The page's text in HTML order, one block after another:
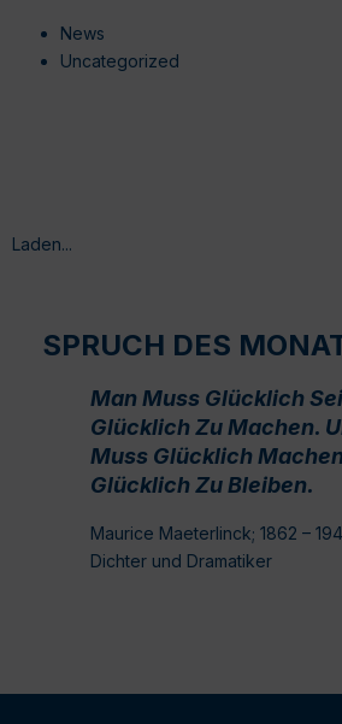
News
Uncategorized
Laden...
SPRUCH DES
Man Muss Glücklich
Glücklich Zu Machen.
Muss Glücklich
Glücklich Zu Bleiben.
Maurice Maeterlinck; 1862 –
Dichter und Dramatiker